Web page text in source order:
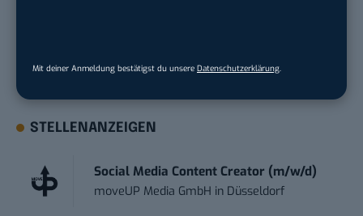
Mit deiner Anmeldung bestätigst du unsere Datenschutzerklärung.
STELLENANZEIGEN
Social Media Content Creator (m/w/d)
moveUP Media GmbH in Düsseldorf